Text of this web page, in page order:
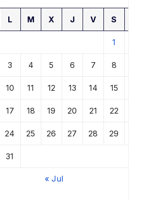
L M X J V S
1
3 4 5 6 7 8
10 11 12 13 14 15
17 18 19 20 21 22
24 25 26 27 28 29
31
« Jul